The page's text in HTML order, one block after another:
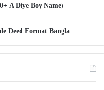
A Diye Boy Name)
Sale Deed Format Bangla